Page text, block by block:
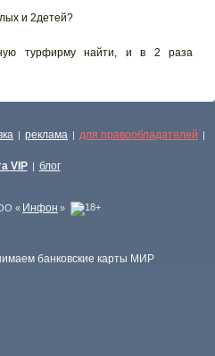
и 2детей?
турфирму найти, и в 2 раза
| реклама | для правообладателей |
VIP | блог
« Инфон »